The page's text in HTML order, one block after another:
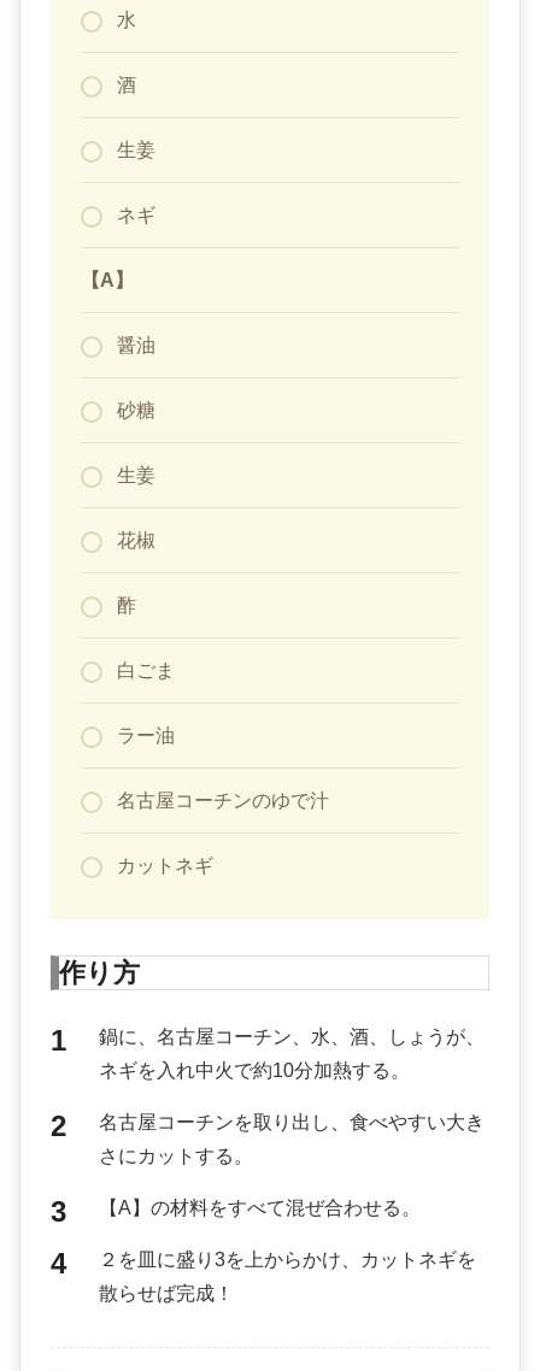
水
酒
生姜
ネギ
【A】
醤油
砂糖
生姜
花椒
酢
白ごま
ラー油
名古屋コーチンのゆで汁
カットネギ
作り方
鍋に、名古屋コーチン、水、酒、しょうが、
ネギを入れ中火で約10分加熱する。
名古屋コーチンを取り出し、食べやすい大き
さにカットする。
【A】の材料をすべて混ぜ合わせる。
２を皿に盛り3を上からかけ、カットネギを
散らせば完成！